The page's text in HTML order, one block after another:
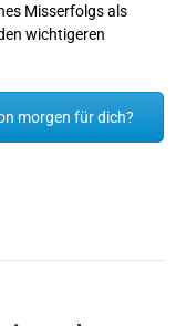
Misserfolgs als
wichtigeren
morgen für dich?